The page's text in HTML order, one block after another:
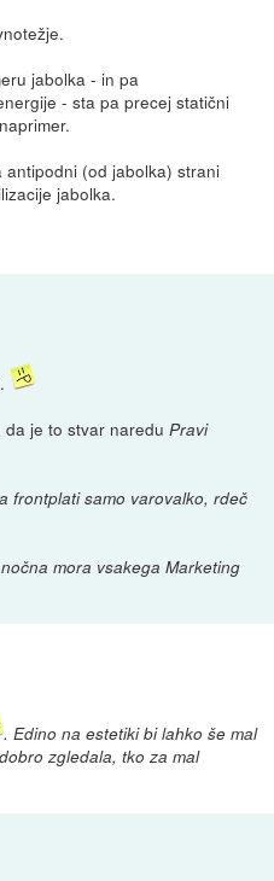
jabolka - in pa
- sta pa precej statični
(od jabolka) strani
jabolka.
da je to stvar nareduPravi
frontplati samo varovalko, rdeč
mora vsakega Marketing
. Edino na estetiki bi lahko še mal
zgledala, tko za mal